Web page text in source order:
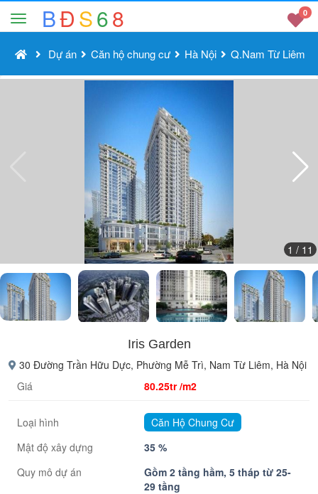
BĐS68 0
Dự án Căn hộ chung cư Hà Nội Q.Nam Từ Liêm
1 / 11
Iris Garden
30 Đường Trần Hữu Dực, Phường Mễ Trì, Nam Từ Liêm, Hà Nội
Giá
80.25tr /m2
Loại hình
Căn Hộ Chung Cư
Mật độ xây dựng
35 %
Quy mô dự án
Gồm 2 tầng hầm, 5 tháp từ 25-
29 tầng